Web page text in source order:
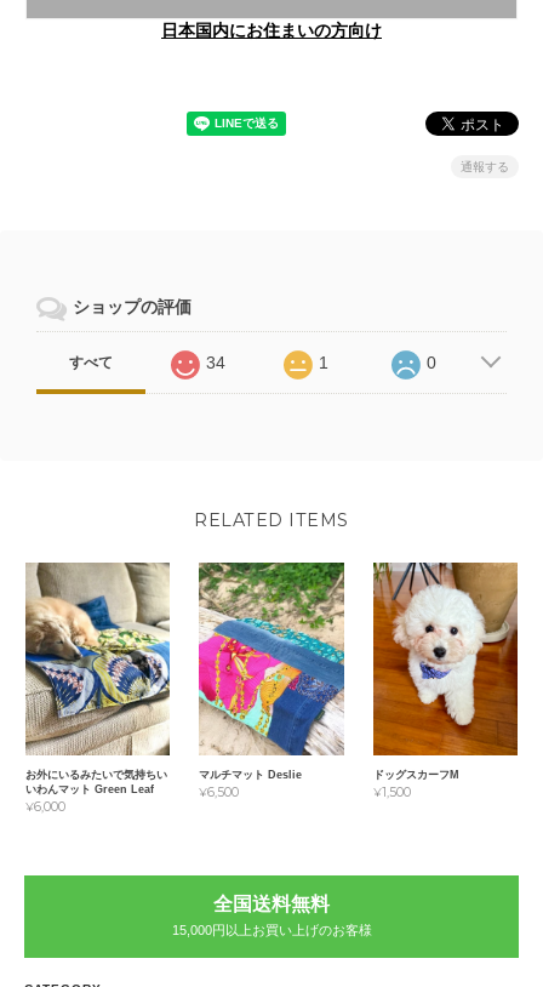
日本国内にお住まいの方向け
通報する
ショップの評価
すべて 34 1 0
RELATED ITEMS
お外にいるみたいで気持ちい
いわんマット Green Leaf
¥6,000
マルチマット Deslie
¥6,500
ドッグスカーフM
¥1,500
全国送料無料
15,000円以上お買い上げのお客様